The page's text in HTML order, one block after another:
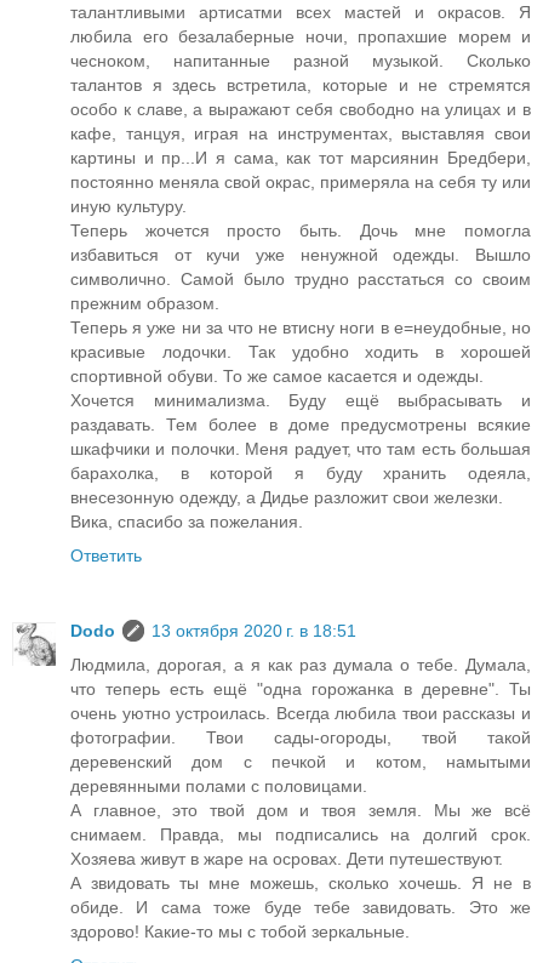
талантливыми артисатми всех мастей и окрасов. Я
любила его безалаберные ночи, пропахшие морем и
чесноком, напитанные разной музыкой. Сколько
талантов я здесь встретила, которые и не стремятся
особо к славе, а выражают себя свободно на улицах и в
кафе, танцуя, играя на инструментах, выставляя свои
картины и пр...И я сама, как тот марсиянин Бредбери,
постоянно меняла свой окрас, примеряла на себя ту или
иную культуру.
Теперь жочется просто быть. Дочь мне помогла
избавиться от кучи уже ненужной одежды. Вышло
символично. Самой было трудно расстаться со своим
прежним образом.
Теперь я уже ни за что не втисну ноги в е=неудобные, но
красивые лодочки. Так удобно ходить в хорошей
спортивной обуви. То же самое касается и одежды.
Хочется минимализма. Буду ещё выбрасывать и
раздавать. Тем более в доме предусмотрены всякие
шкафчики и полочки. Меня радует, что там есть большая
барахолка, в которой я буду хранить одеяла,
внесезонную одежду, а Дидье разложит свои железки.
Вика, спасибо за пожелания.
Ответить
Dodo
13 октября 2020 г. в 18:51
Людмила, дорогая, а я как раз думала о тебе. Думала,
что теперь есть ещё "одна горожанка в деревне". Ты
очень уютно устроилась. Всегда любила твои рассказы и
фотографии. Твои сады-огороды, твой такой
деревенский дом с печкой и котом, намытыми
деревянными полами с половицами.
А главное, это твой дом и твоя земля. Мы же всё
снимаем. Правда, мы подписались на долгий срок.
Хозяева живут в жаре на осровах. Дети путешествуют.
А звидовать ты мне можешь, сколько хочешь. Я не в
обиде. И сама тоже буде тебе завидовать. Это же
здорово! Какие-то мы с тобой зеркальные.